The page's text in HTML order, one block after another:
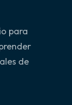
para
de